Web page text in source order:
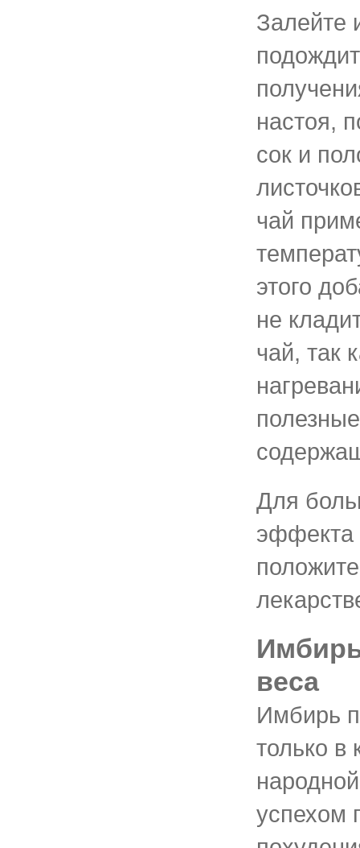
Залейте
настоя,
сок и
чай
этого
не
чай, так
Для
эффекта
веса
Имбирь
только в
успехом